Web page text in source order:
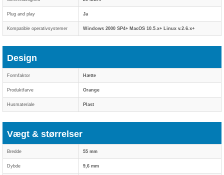
Plug and play Ja
Kompatible operativsystemer Windows 2000 SP4+ MacOS 10.5.x+ Linux v.2.6.x+
Design
Formfaktor Hætte
Produktfarve Orange
Husmateriale Plast
Vægt & størrelser
Bredde 55 mm
Dybde 9,6 mm